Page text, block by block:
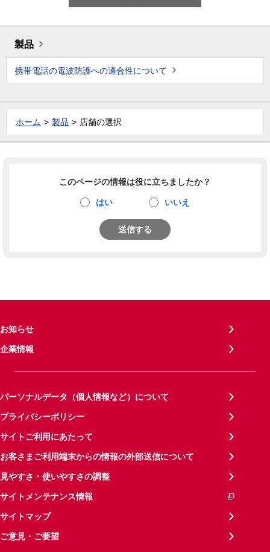
製品
携帯電話の電波防護への適合性について
ホーム 製品 店舗の選択
このページの情報は役に立ちましたか？
はい いいえ
送信する
お知らせ
企業情報
パーソナルデータ（個人情報など）について
プライバシーポリシー
サイトご利用にあたって
お客さまご利用端末からの情報の外部送信について
見やすさ・使いやすさの調整
サイトメンテナンス情報
サイトマップ
ご意見・ご要望